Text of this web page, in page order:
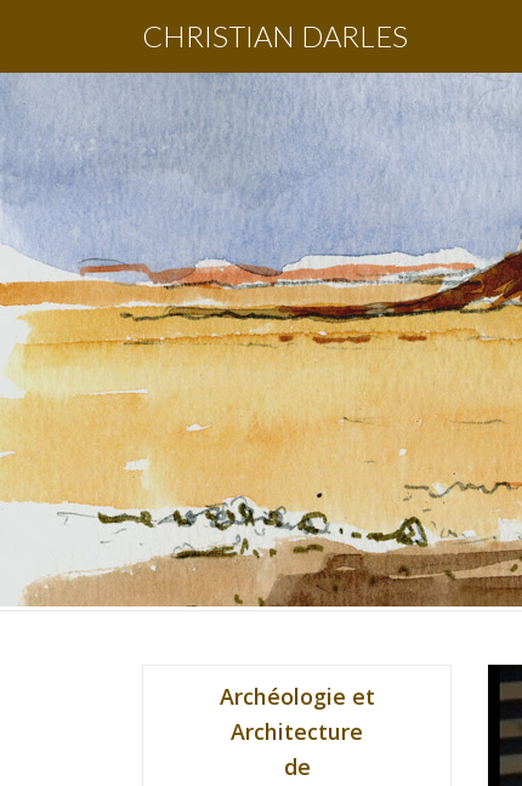
CHRISTIAN DARLES
Archéologie et
Architecture
de